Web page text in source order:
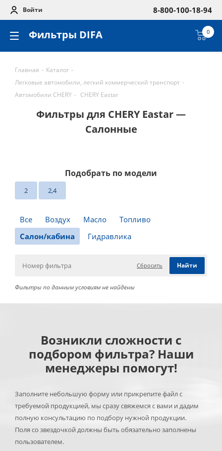
Войти 8-800-100-18-94
Фильтры DIFA 0
Главная - Каталог -
Легковые автомобили, легкий коммерческий транспорт -
Автомобили CHERY - CHERY Eastar
Фильтры для CHERY Eastar —
Салонные
Подобрать по модели
2 2,4
Все Воздух Масло
Топливо
Салон/кабина
Гидравлика
Сбросить
Фильтры по данным условиям не найдены
Возникли сложности с
подбором фильтра? Наши
менеджеры помогут!
Заполните небольшую форму или прикрепите файл с
требуемой продукцией, мы сразу свяжемся с вами и дадим
полную консультацию по подбору нужной продукции.
Поля со звездочкой должны быть обязательно заполнены
пользователем.